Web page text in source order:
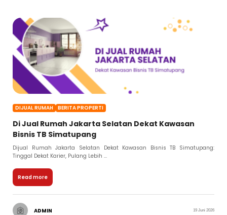
DIJUAL RUMAH BERITA PROPERTI
Di Jual Rumah Jakarta Selatan Dekat Kawasan
Bisnis TB Simatupang
Dijual Rumah Jakarta Selatan Dekat Kawasan Bisnis TB Simatupang:
Tinggal Dekat Karier, Pulang Lebih ...
Read more
ADMIN 19 Juni 2026